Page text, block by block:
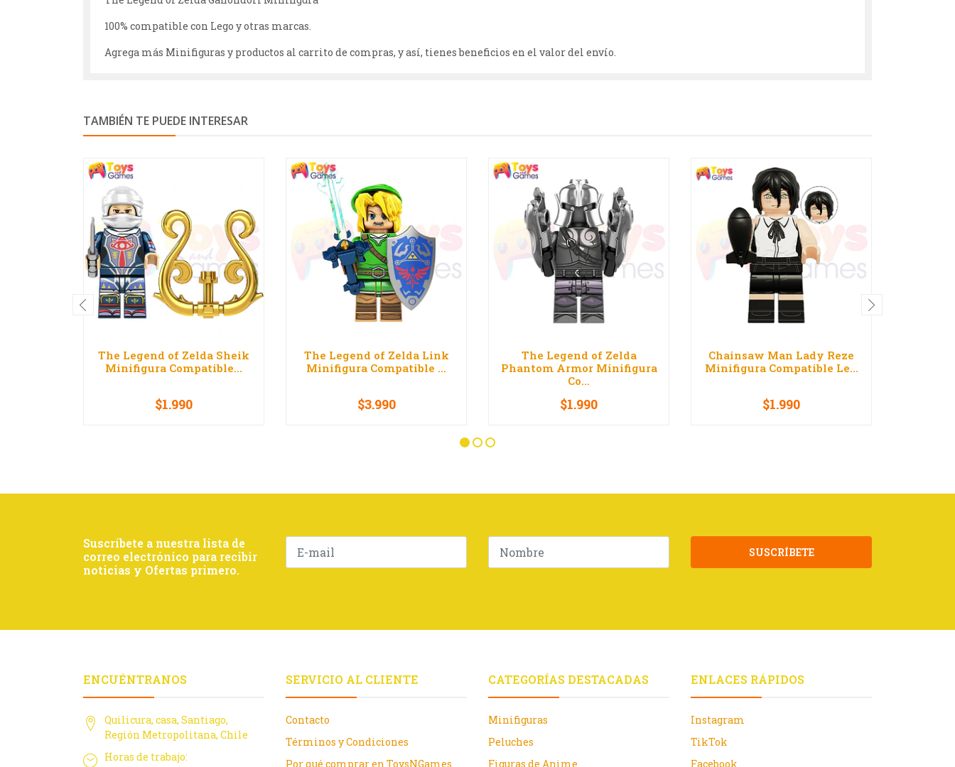
100% compatible con Lego y otras marcas.
Agrega más Minifiguras y productos al carrito de compras, y así, tienes beneficios en el valor del envío.
TAMBIÉN TE PUEDE INTERESAR
The Legend of Zelda Sheik
Minifigura Compatible...
+
$1.990
The Legend of Zelda Link
Minifigura Compatible ...
+
$3.990
The Legend of Zelda
Phantom Armor Minifigura
Co...
+
$1.990
Chainsaw Man Lady Reze
Minifigura Compatible Le...
+
$1.990
Suscríbete a nuestra lista de
correo electrónico para recibir
noticias y Ofertas primero.
SUSCRÍBETE
ENCUÉNTRANOS
Quilicura, casa, Santiago,
Región Metropolitana, Chile
Horas de trabajo:
SERVICIO AL CLIENTE
Contacto
Términos y Condiciones
Por qué comprar en ToysNGames
CATEGORÍAS DESTACADAS
Minifiguras
Peluches
Figuras de Anime
ENLACES RÁPIDOS
Instagram
TikTok
Facebook